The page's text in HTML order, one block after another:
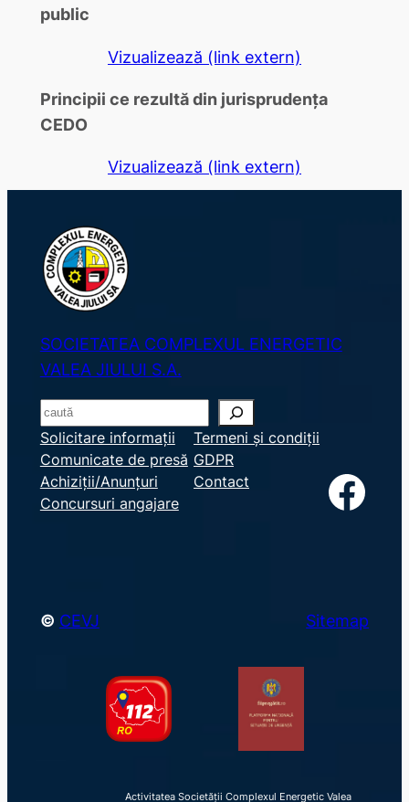
public
Vizualizează (link extern)
Principii ce rezultă din jurisprudența
CEDO
Vizualizează (link extern)
SOCIETATEA COMPLEXUL ENERGETIC
VALEA JIULUI S.A.
S
e
a
r
c
Solicitare informații
Comunicate de presă
Achiziții/Anunțuri
Concursuri angajare
Termeni și condiții
GDPR
Contact
Facebook
© CEVJ Sitemap
Activitatea Societății Complexul Energetic Valea